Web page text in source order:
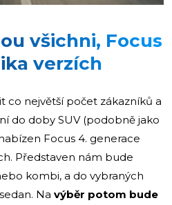
všichni, Focus
verzích
co největší počet zákazníků a
do doby SUV (podobně jako
Focus 4. generace
Představen nám bude
kombi, a do vybraných
Na výběr potom bude